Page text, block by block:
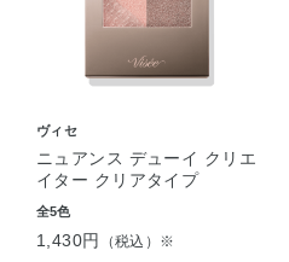
ヴィセ
ニュアンス デューイ クリエ
イター クリアタイプ
全5色
1,430円 （税込）※